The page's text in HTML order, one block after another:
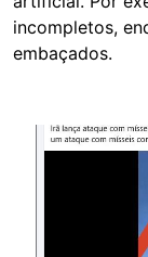
incompletos,
embaçados.
Image